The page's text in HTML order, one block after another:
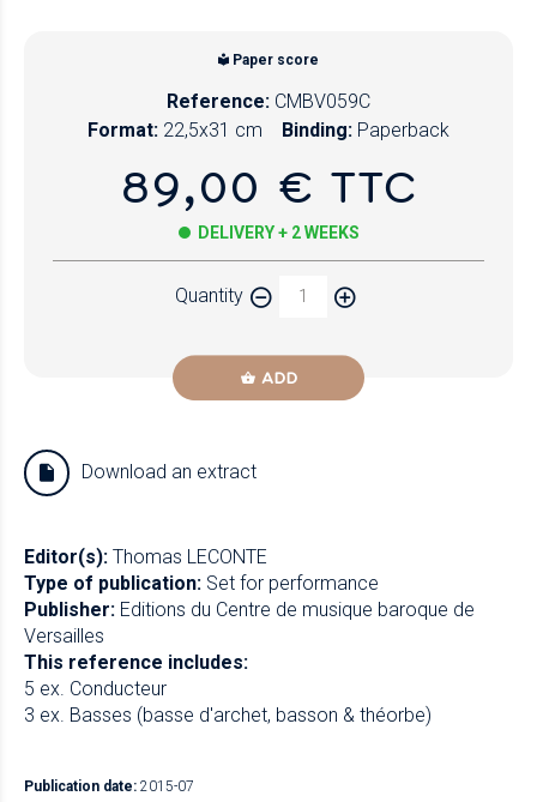
Paper score
Reference: CMBV059C
Format: 22,5x31 cm Binding: Paperback
89,00 € TTC
DELIVERY + 2 WEEKS
Quantity
ADD
Download an extract
Editor(s): Thomas LECONTE
Type of publication: Set for performance
Publisher: Editions du Centre de musique baroque de
Versailles
This reference includes:
5 ex. Conducteur
3 ex. Basses (basse d'archet, basson & théorbe)
Publication date: 2015-07